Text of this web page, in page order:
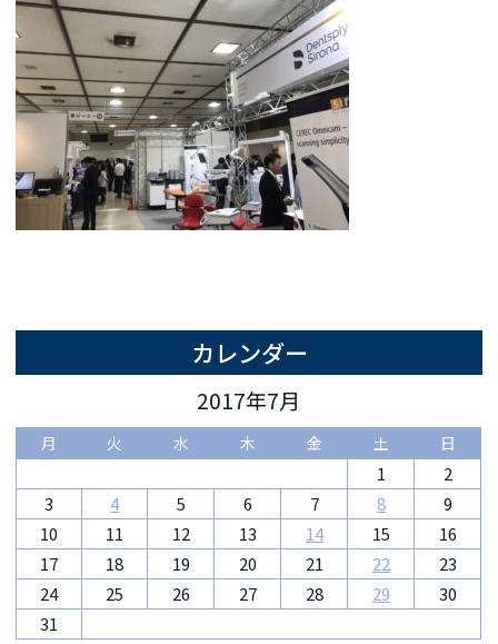
カレンダー
2017年7月
月 火 水 木 金 土 日
1
2
3
4 5 6 7 8
9
10
11 12 13 14 15
16
17
18 19 20 21 22
23
24
25 26 27 28 29
30
31